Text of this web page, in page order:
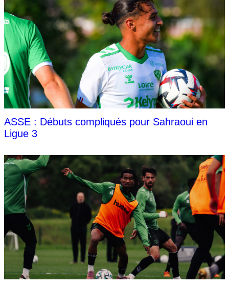
ASSE : Débuts compliqués pour Sahraoui en
Ligue 3